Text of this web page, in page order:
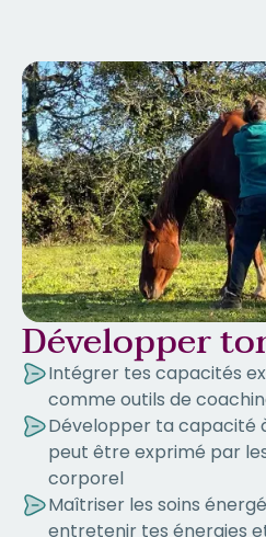
Développer
Intégrer tes capacités
comme outils de
Développer ta capacité
peut être exprimé par
corporel
Maîtriser les soins
entretenir tes énergies